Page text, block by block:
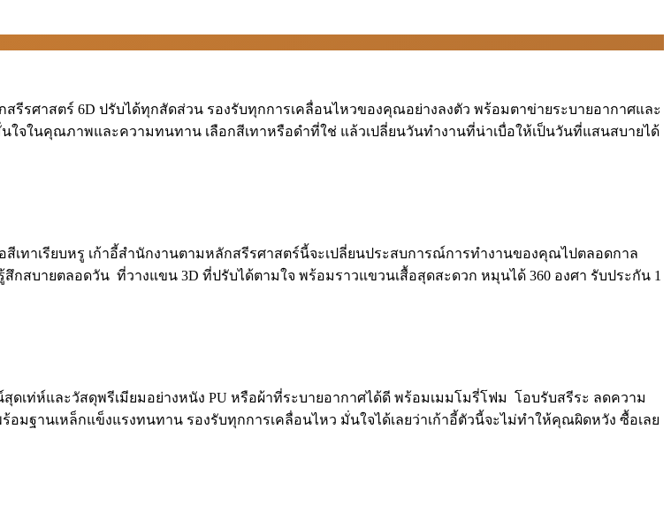
รีรศาสตร์ 6D ปรับได้ทุกสัดส่วน รองรับทุกการเคลื่อนไหวของคุณอย่างลงตัว พร้อมตาข่ายระบายอากาศและ
จในคุณภาพและความทนทาน เลือกสีเทาหรือดำที่ใช่ แล้วเปลี่ยนวันทำงานที่น่าเบื่อให้เป็นวันที่แสนสบายได้
เทาเรียบหรู เก้าอี้สำนักงานตามหลักสรีรศาสตร์นี้จะเปลี่ยนประสบการณ์การทำงานของคุณไปตลอดกาล
สบายตลอดวัน ️ ที่วางแขน 3D ที่ปรับได้ตามใจ พร้อมราวแขวนเสื้อสุดสะดวก หมุนได้ 360 องศา รับประกัน 1
สุดเท่ห์และวัสดุพรีเมียมอย่างหนัง PU หรือผ้าที่ระบายอากาศได้ดี พร้อมเมมโมรี่โฟม ️ โอบรับสรีระ ลดความ
มฐานเหล็กแข็งแรงทนทาน รองรับทุกการเคลื่อนไหว มั่นใจได้เลยว่าเก้าอี้ตัวนี้จะไม่ทำให้คุณผิดหวัง ซื้อเลย